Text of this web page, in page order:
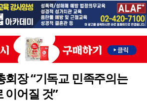
회장 “기독교 민족주의는
이어질 것”